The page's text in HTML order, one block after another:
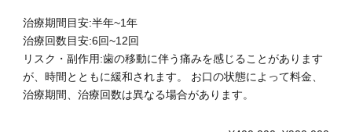
治療期間目安:半年~1年
治療回数目安:6回~12回
リスク・副作用:歯の移動に伴う痛みを感じることがあります
が、時間とともに緩和されます。
お口の状態によって料金、
治療期間、治療回数は異なる場合があります。